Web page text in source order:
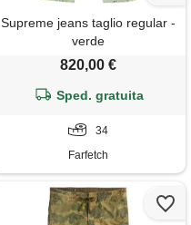
Supreme jeans taglio regular -
verde
820,00 €
Sped. gratuita
34
Farfetch